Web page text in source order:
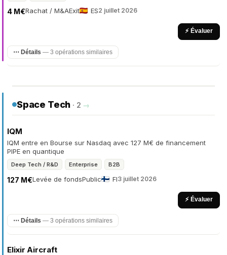
Rachat / M&A
4 M€ Exit ES2 juillet 2026
⚡ Évaluer
⋯ Détails — 3 opérations similaires
Space Tech · 2 →
IQM
IQM entre en Bourse sur Nasdaq avec 127 M€ de financement
PIPE en quantique
Deep Tech / R&D Enterprise B2B
Levée de fonds
127 M€ Public FI3 juillet 2026
⚡ Évaluer
⋯ Détails — 3 opérations similaires
Elixir Aircraft